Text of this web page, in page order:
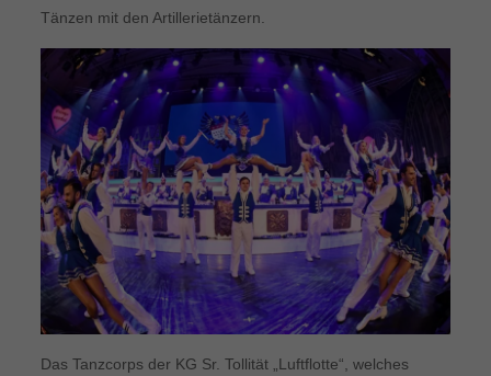
Tänzen mit den Artillerietänzern.
Das Tanzcorps der KG Sr. Tollität „Luftflotte“, welches